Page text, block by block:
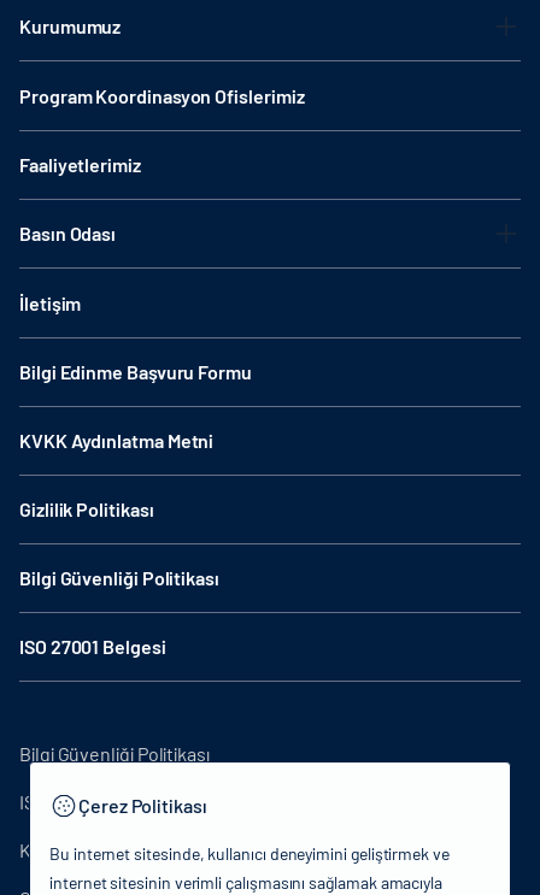
Kurumumuz
Program Koordinasyon Ofislerimiz
Faaliyetlerimiz
Basın Odası
İletişim
Bilgi Edinme Başvuru Formu
KVKK Aydınlatma Metni
Gizlilik Politikası
Bilgi Güvenliği Politikası
ISO 27001 Belgesi
Bilgi Güvenliği Politikası
ISO27001
KVKK Aydınlatma Metni
Çerez Politikası
Bu internet sitesinde, kullanıcı deneyimini geliştirmek ve
internet sitesinin verimli çalışmasını sağlamak amacıyla